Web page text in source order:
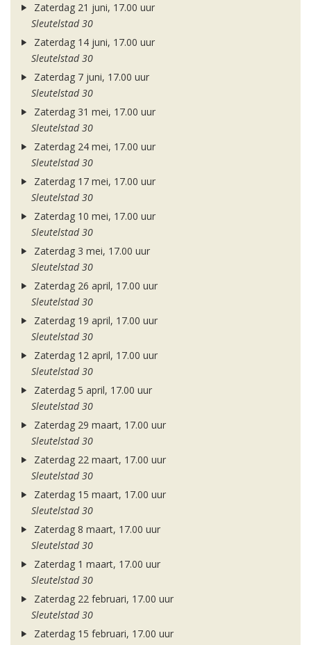
Zaterdag 21 juni, 17.00 uur
Sleutelstad 30
Zaterdag 14 juni, 17.00 uur
Sleutelstad 30
Zaterdag 7 juni, 17.00 uur
Sleutelstad 30
Zaterdag 31 mei, 17.00 uur
Sleutelstad 30
Zaterdag 24 mei, 17.00 uur
Sleutelstad 30
Zaterdag 17 mei, 17.00 uur
Sleutelstad 30
Zaterdag 10 mei, 17.00 uur
Sleutelstad 30
Zaterdag 3 mei, 17.00 uur
Sleutelstad 30
Zaterdag 26 april, 17.00 uur
Sleutelstad 30
Zaterdag 19 april, 17.00 uur
Sleutelstad 30
Zaterdag 12 april, 17.00 uur
Sleutelstad 30
Zaterdag 5 april, 17.00 uur
Sleutelstad 30
Zaterdag 29 maart, 17.00 uur
Sleutelstad 30
Zaterdag 22 maart, 17.00 uur
Sleutelstad 30
Zaterdag 15 maart, 17.00 uur
Sleutelstad 30
Zaterdag 8 maart, 17.00 uur
Sleutelstad 30
Zaterdag 1 maart, 17.00 uur
Sleutelstad 30
Zaterdag 22 februari, 17.00 uur
Sleutelstad 30
Zaterdag 15 februari, 17.00 uur